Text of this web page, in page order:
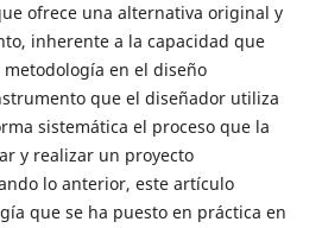
ofrece una alternativa original y
inherente a la capacidad que
en el diseño
que el diseñador utiliza
sistemática el proceso que la
y realizar un proyecto
lo anterior, este artículo
que se ha puesto en práctica en